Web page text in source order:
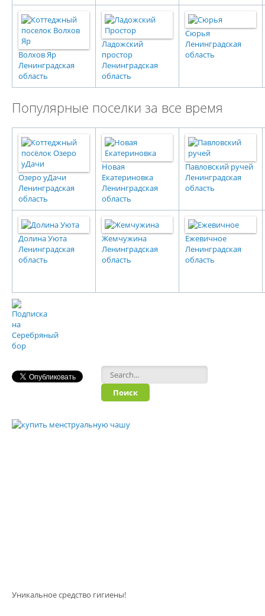
Волхов Яр
Ленинградская
область
Ладожский
простор
Ленинградская
область
Сюрья
Ленинградская
область
Популярные поселки за все время
Озеро уДачи
Ленинградская
область
Новая
Екатериновка
Ленинградская
область
Павловский ручей
Ленинградская
область
Долина Уюта
Ленинградская
область
Жемчужина
Ленинградская
область
Ежевичное
Ленинградская
область
Форма поиска
Уникальное средство гигиены!